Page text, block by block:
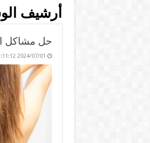
أرشيف
حل مشاكل
2024/07/01 3:11:12 مساءً